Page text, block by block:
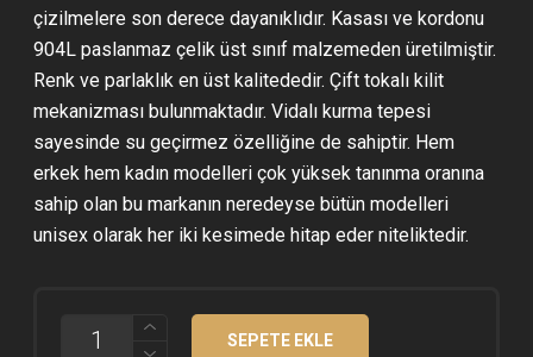
çizilmelere son derece dayanıklıdır. Kasası ve kordonu
904L paslanmaz çelik üst sınıf malzemeden üretilmiştir.
Renk ve parlaklık en üst kalitededir. Çift tokalı kilit
mekanizması bulunmaktadır. Vidalı kurma tepesi
sayesinde su geçirmez özelliğine de sahiptir. Hem
erkek hem kadın modelleri çok yüksek tanınma oranına
sahip olan bu markanın neredeyse bütün modelleri
unisex olarak her iki kesimede hitap eder niteliktedir.
DATEJUST
SEPETE EKLE